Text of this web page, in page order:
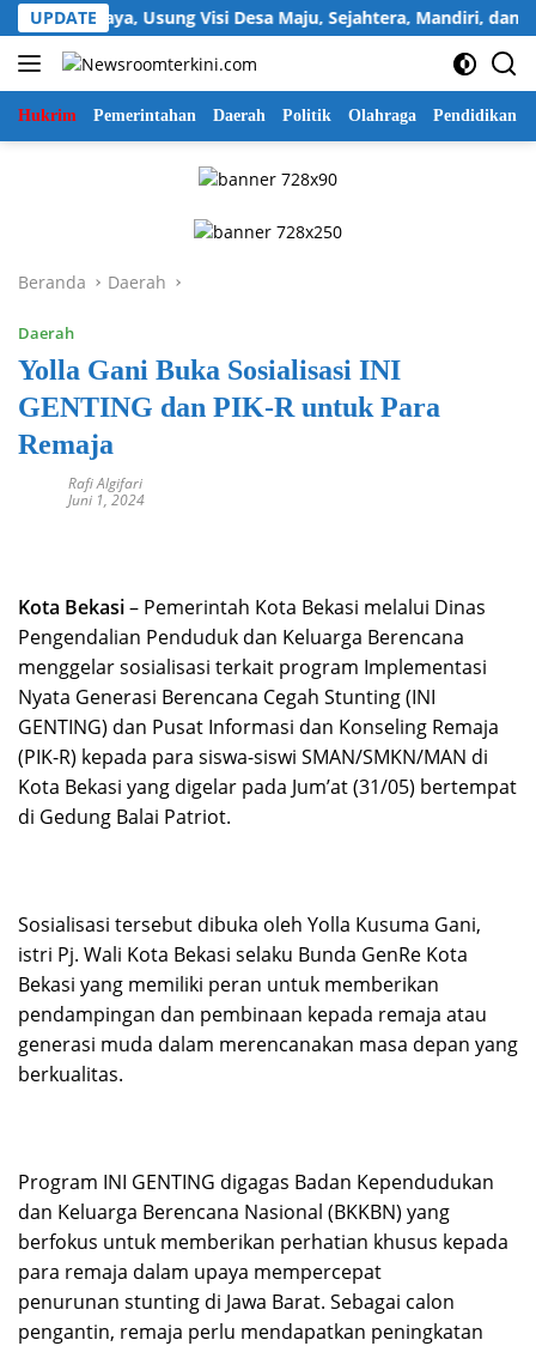
Langsung
ke
konten
UPDATEUsung Visi Desa Maju, Sejahtera, Mandiri, dan
Hukrim Pemerintahan Daerah Politik Olahraga Pendidikan
Beranda Daerah
Daerah
Yolla Gani Buka Sosialisasi INI
GENTING dan PIK-R untuk Para
Remaja
Rafi Algifari
Juni 1, 2024
Kota Bekasi– Pemerintah Kota Bekasi melalui Dinas
Pengendalian Penduduk dan Keluarga Berencana
menggelar sosialisasi terkait program Implementasi
Nyata Generasi Berencana Cegah Stunting (INI
GENTING) dan Pusat Informasi dan Konseling Remaja
(PIK-R) kepada para siswa-siswi SMAN/SMKN/MAN di
Kota Bekasi yang digelar pada Jum’at (31/05) bertempat
di Gedung Balai Patriot.
Sosialisasi tersebut dibuka oleh Yolla Kusuma Gani,
istri Pj. Wali Kota Bekasi selaku Bunda GenRe Kota
Bekasi yang memiliki peran untuk memberikan
pendampingan dan pembinaan kepada remaja atau
generasi muda dalam merencanakan masa depan yang
berkualitas.
Program INI GENTING digagas Badan Kependudukan
dan Keluarga Berencana Nasional (BKKBN) yang
berfokus untuk memberikan perhatian khusus kepada
para remaja dalam upaya mempercepat
penurunan stunting di Jawa Barat. Sebagai calon
pengantin, remaja perlu mendapatkan peningkatan